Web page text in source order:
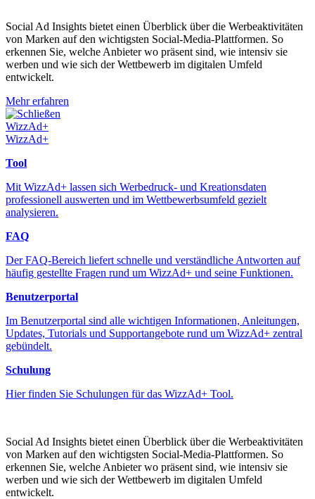
Social Ad Insights bietet einen Überblick über die Werbeaktivitäten
von Marken auf den wichtigsten Social-Media-Plattformen. So
erkennen Sie, welche Anbieter wo präsent sind, wie intensiv sie
werben und wie sich der Wettbewerb im digitalen Umfeld
entwickelt.
Mehr erfahren
Schließen
WizzAd+
WizzAd+
Tool
Mit WizzAd+ lassen sich Werbedruck- und Kreationsdaten
professionell auswerten und im Wettbewerbsumfeld gezielt
analysieren.
FAQ
Der FAQ-Bereich liefert schnelle und verständliche Antworten auf
häufig gestellte Fragen rund um WizzAd+ und seine Funktionen.
Benutzerportal
Im Benutzerportal sind alle wichtigen Informationen, Anleitungen,
Updates, Tutorials und Supportangebote rund um WizzAd+ zentral
gebündelt.
Schulung
Hier finden Sie Schulungen für das WizzAd+ Tool.
Social Ad Insights bietet einen Überblick über die Werbeaktivitäten
von Marken auf den wichtigsten Social-Media-Plattformen. So
erkennen Sie, welche Anbieter wo präsent sind, wie intensiv sie
werben und wie sich der Wettbewerb im digitalen Umfeld
entwickelt.